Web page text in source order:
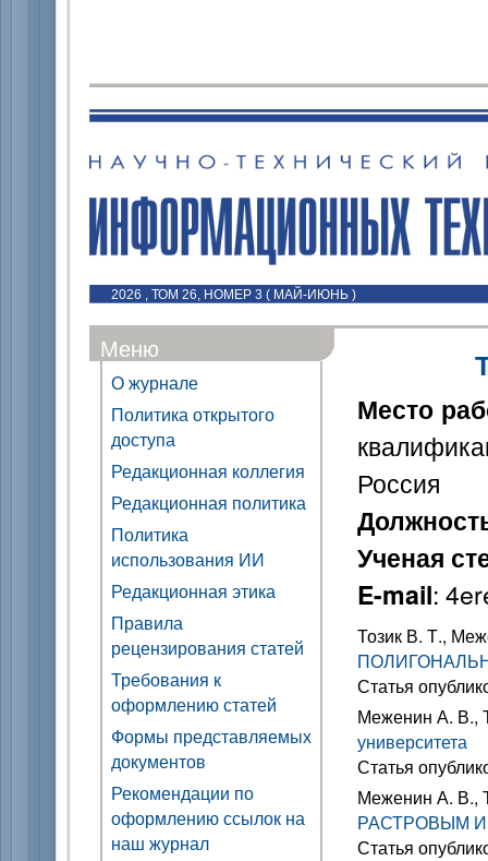
2026 , ТОМ 26, НОМЕР 3 ( МАЙ-ИЮНЬ )
Меню
О журнале
Политика открытого
доступа
Редакционная коллегия
Редакционная политика
Политика
использования ИИ
Редакционная этика
Правила
рецензирования статей
Требования к
оформлению статей
Формы представляемых
документов
Рекомендации по
оформлению ссылок на
наш журнал
Место
Россия
Ученая
E-mail:
Тозик В. Т.,
Статья
Меженин А. В.,
университета
Статья
Меженин А. В.,
РАСТРОВЫМ
Статья